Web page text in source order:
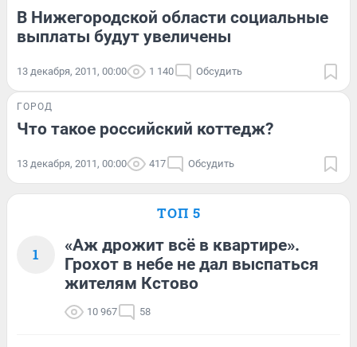
В Нижегородской области социальные
выплаты будут увеличены
13 декабря, 2011, 00:00 1 140 Обсудить
ГОРОД
Что такое российский коттедж?
13 декабря, 2011, 00:00 417 Обсудить
ТОП 5
1
«Аж дрожит всё в квартире».
Грохот в небе не дал выспаться
жителям Кстово
10 967 58